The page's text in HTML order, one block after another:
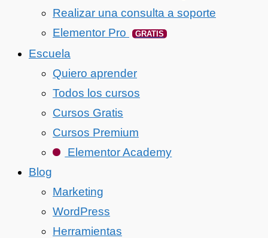
Realizar una consulta a soporte
Elementor Pro
GRATIS
Escuela
Quiero aprender
Todos los cursos
Cursos Gratis
Cursos Premium
Elementor Academy
Blog
Marketing
WordPress
Herramientas